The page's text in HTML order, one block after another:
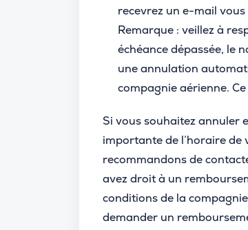
recevrez un e-mail
Remarque : veillez à
échéance dépassée, le
une annulation
compagnie aérienne.
Si vous souhaitez annuler
importante de l’horaire
recommandons de
avez droit à un
conditions de la
demander un